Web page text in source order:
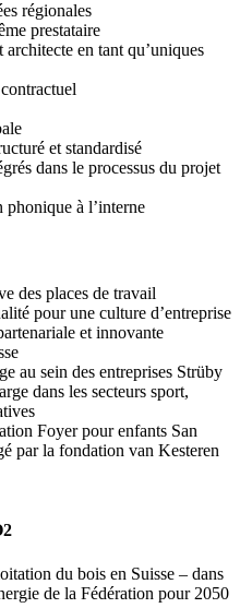
régionales
prestataire
en tant qu’uniques
et standardisé
dans le processus du projet
phonique à l’interne
des places de travail
pour une culture d’entreprise
et innovante
au sein des entreprises Strüby
dans les secteurs sport,
Foyer pour enfants San
par la fondation van Kesteren
du bois en Suisse – dans
de la Fédération pour 2050